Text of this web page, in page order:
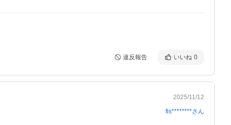
違反報告 いいね 0
2025/11/12
fis********さん